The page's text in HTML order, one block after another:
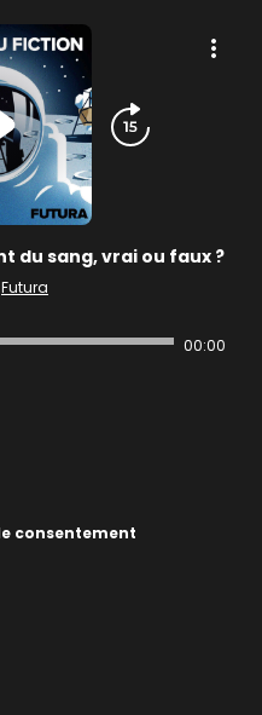
du sang, vrai ou faux ?
Futura
00:00
consentement